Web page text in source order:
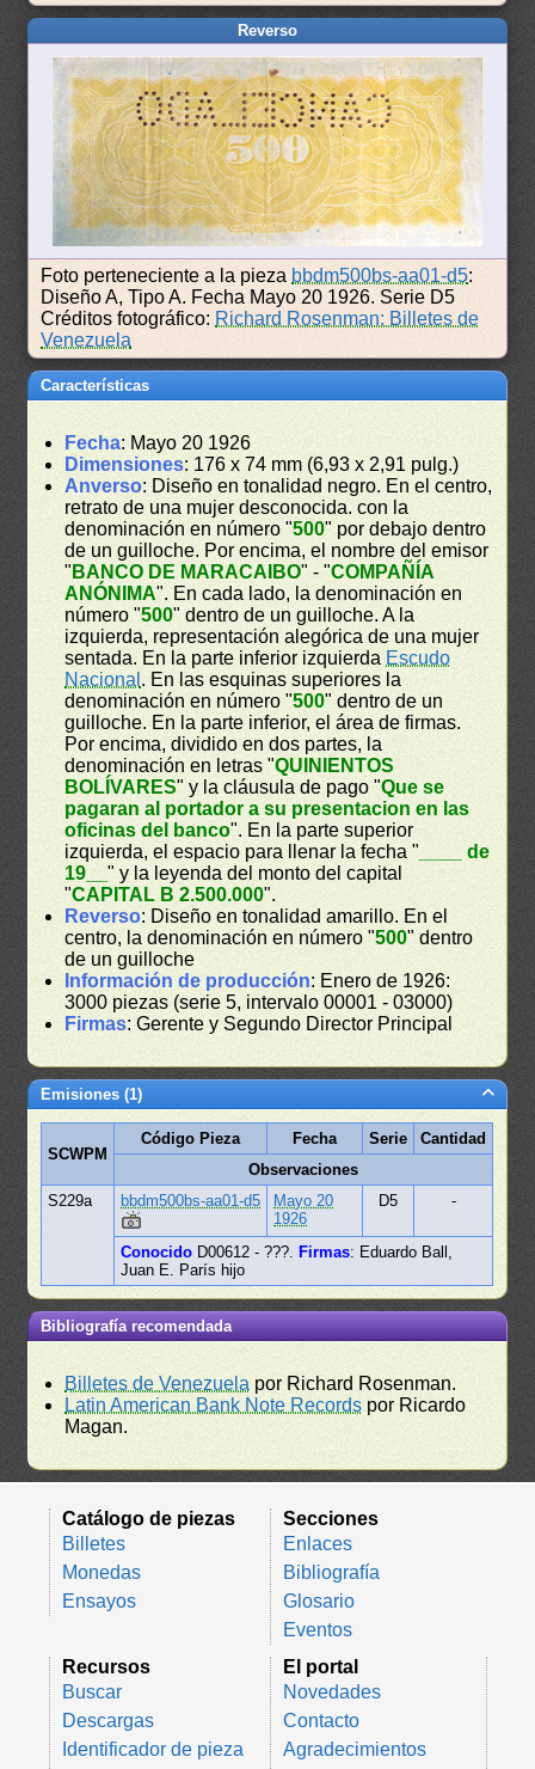
Reverso
Foto perteneciente a la pieza bbdm500bs-aa01-d5:
Diseño A, Tipo A. Fecha Mayo 20 1926. Serie D5
Créditos fotográfico: Richard Rosenman: Billetes de
Venezuela
Características
Fecha: Mayo 20 1926
Dimensiones: 176 x 74 mm (6,93 x 2,91 pulg.)
Anverso: Diseño en tonalidad negro. En el centro,
retrato de una mujer desconocida. con la
denominación en número "500" por debajo dentro
de un guilloche. Por encima, el nombre del emisor
" BANCO DE MARACAIBO" - "COMPAÑÍA
ANÓNIMA". En cada lado, la denominación en
número "500" dentro de un guilloche. A la
izquierda, representación alegórica de una mujer
sentada. En la parte inferior izquierda Escudo
Nacional . En las esquinas superiores la
denominación en número "500" dentro de un
guilloche. En la parte inferior, el área de firmas.
Por encima, dividido en dos partes, la
denominación en letras "QUINIENTOS
BOLÍVARES" y la cláusula de pago "Que se
pagaran al portador a su presentacion en las
oficinas del banco". En la parte superior
izquierda, el espacio para llenar la fecha " ____ de
19__" y la leyenda del monto del capital
"CAPITAL B 2.500.000".
Reverso: Diseño en tonalidad amarillo. En el
centro, la denominación en número "500" dentro
de un guilloche
Información de producción: Enero de 1926:
3000 piezas (serie 5, intervalo 00001 - 03000)
Firmas: Gerente y Segundo Director Principal
Emisiones (1)
SCWPM
Código Pieza Fecha Serie
Cantidad
Observaciones
S229a
bbdm500bs-aa01-d5
Mayo 20
1926
D5 -
Conocido D00612 - ???. Firmas: Eduardo Ball,
Juan E. París hijo
Bibliografía recomendada
Billetes de Venezuela por Richard Rosenman.
Latin American Bank Note Records por Ricardo
Magan.
Catálogo de piezas
Billetes
Monedas
Ensayos
Secciones
Enlaces
Bibliografía
Glosario
Eventos
Recursos
Buscar
Descargas
Identificador de pieza
El portal
Novedades
Contacto
Agradecimientos